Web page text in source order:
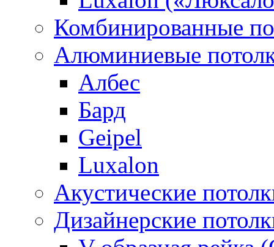
Комбинированные
Алюминиевые
Албес
Бард
Geipel
Luxalon
Акустические
Дизайнерские